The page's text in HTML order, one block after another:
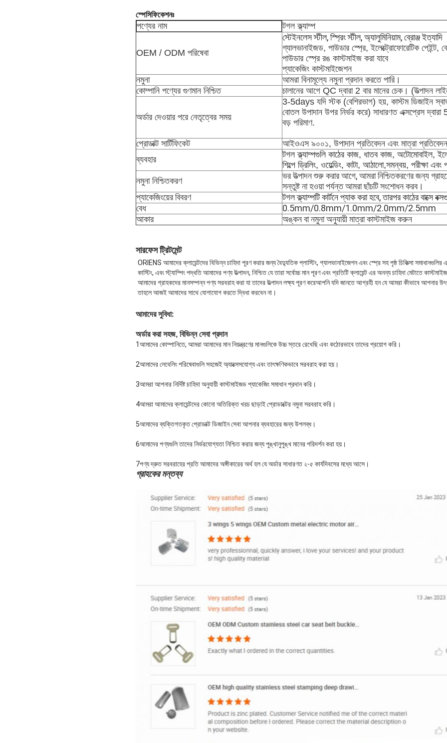
স্পেসিফিকেশনঃ
পণ্যের নাম টগল ক্ল্যাম্প
OEM / ODM পরিষেবা
স্টেইনলেস স্টীল, স্প্রিং স্টীল, অ্যালুমিনিয়াম, ব্রোঞ্জ ইত্যাদি
গ্যালভানাইজড, পাউডার স্প্রে, ইলেক্ট্রোফোরেটিক পেইন্ট,
পাউডার স্প্রে রঙ কাস্টমাইজ করা যাবে
প্যাকেজিং কাস্টমাইজেশন
নমুনা
আমরা বিনামূল্যে নমুনা প্রদান করতে পারি।
কোম্পানি পণ্যের গুণমান নিশ্চিত
চালানের আগে QC দ্বারা 2 বার মানের চেক। (উত্পাদন
অর্ডার দেওয়ার পরে নেতৃত্বের সময়
3-5days যদি স্টক (বেশিরভাগ) হয়, কাস্টম ডিজাইন
বোতল উপাদান উপর নির্ভর করে) সাধারণত এক্সপ্রেস
বড় পরিমাণ.
প্রোডাক্ট সার্টিফিকেট
আইওএস ৯০০১, উপাদান প্রতিবেদন এবং মাত্রা প্রতিবেদন
ব্যবহার
টগল ক্ল্যাম্পগুলি কাঠের কাজ, ধাতব কাজ, অটোমোবাইল,
শিল্পে ড্রিলিং, ওয়েল্ডিং, কাটা, আঠালো,সমন্বয়, পরীক্ষা এবং
নমুনা নিশ্চিতকরণ
ভর উত্পাদন শুরু করার আগে, আমরা নিশ্চিতকরণের জন্য
সন্তুষ্ট না হওয়া পর্যন্ত আমরা ছাঁচটি সংশোধন করব।
প্যাকেজিংয়ের বিবরণ
টগল ক্ল্যাম্পটি কার্টনে প্যাক করা হবে, তারপর কাঠের বাক্সে
বেধ
0.5mm/0.8mm/1.0mm/2.0mm/2.5mm
আকার
অঙ্কন বা নমুনা অনুযায়ী মাত্রা কাস্টমাইজ করুন
সারফেস ট্রিটমেন্ট
ORIENS আমাদের ক্লায়েন্টদের বিভিন্ন চাহিদা পূরণ করার জন্য বৈদ্যুতিক প্লাস্টিং, গ্যালভানাইজেশন এবং স্প্রে সহ পৃষ্ঠ চিকিত্সা সমাধানগুলির
কাস্টিং, এবং স্ট্যাম্পিং পদ্ধতি আমাদের পণ্য উত্পাদন, নিশ্চিত যে তারা সর্বোচ্চ মান পূরণ এবং প্রতিটি ক্লায়েন্ট এর অনন্য চাহিদা মেটাতে
আমাদের গ্রাহকদের মানসম্পন্ন পণ্য সরবরাহ করা যা তাদের উত্পাদন লক্ষ্য পূরণ করেআপনি যদি জানতে আগ্রহী হন যে আমরা কীভাবে আপনার
তাহলে আজই আমাদের সাথে যোগাযোগ করতে দ্বিধা করবেন না।
আমাদের সুবিধা:
অর্ডার করা সহজ, বিভিন্ন সেবা প্রদান
1আমাদের কোম্পানিতে, আমরা আমাদের মান নিয়ন্ত্রণের মানগুলিকে উচ্চ স্তরে রেখেছি এবং কঠোরভাবে তাদের প্রয়োগ করি।
2আমাদের লেবেলিং পরিষেবাগুলি সহজেই অ্যাক্সেসযোগ্য এবং তাৎক্ষণিকভাবে সরবরাহ করা হয়।
3আমরা আপনার নির্দিষ্ট চাহিদা অনুযায়ী কাস্টমাইজড প্যাকেজিং সমাধান প্রদান করি।
4আমরা আমাদের ক্লায়েন্টদের কোনো অতিরিক্ত খরচ ছাড়াই প্রোডাক্টের নমুনা সরবরাহ করি।
5আমাদের ব্যক্তিগতকৃত প্রোডাক্ট ডিজাইন সেবা আপনার ব্যবহারের জন্য উপলব্ধ।
6আমাদের পণ্যগুলি তাদের নির্ভরযোগ্যতা নিশ্চিত করার জন্য পুঙ্খানুপুঙ্খ মানের পরিদর্শন করা হয়।
7পণ্য দ্রুত সরবরাহের প্রতি আমাদের অঙ্গীকারের অর্থ হল যে অর্ডার সাধারণত ২-৫ কার্যদিবসের মধ্যে আসে।
গ্রাহকের মন্তব্য